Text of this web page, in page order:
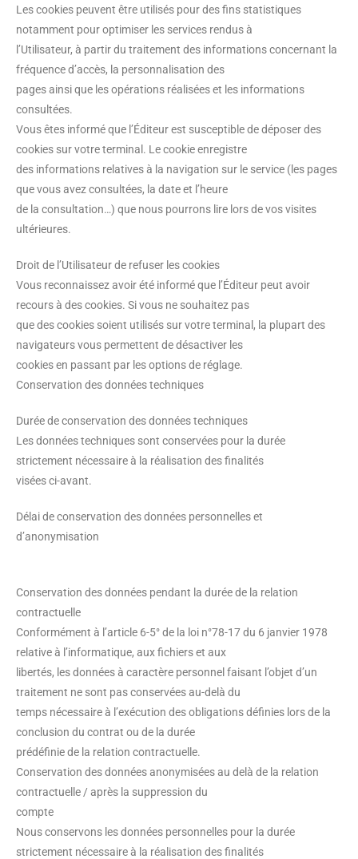
Les cookies peuvent être utilisés pour des fins statistiques
notamment pour optimiser les services rendus à
l’Utilisateur, à partir du traitement des informations concernant la
fréquence d’accès, la personnalisation des
pages ainsi que les opérations réalisées et les informations
consultées.
Vous êtes informé que l’Éditeur est susceptible de déposer des
cookies sur votre terminal. Le cookie enregistre
des informations relatives à la navigation sur le service (les pages
que vous avez consultées, la date et l’heure
de la consultation…) que nous pourrons lire lors de vos visites
ultérieures.
Droit de l’Utilisateur de refuser les cookies
Vous reconnaissez avoir été informé que l’Éditeur peut avoir
recours à des cookies. Si vous ne souhaitez pas
que des cookies soient utilisés sur votre terminal, la plupart des
navigateurs vous permettent de désactiver les
cookies en passant par les options de réglage.
Conservation des données techniques
Durée de conservation des données techniques
Les données techniques sont conservées pour la durée
strictement nécessaire à la réalisation des finalités
visées ci-avant.
Délai de conservation des données personnelles et
d’anonymisation
Conservation des données pendant la durée de la relation
contractuelle
Conformément à l’article 6-5° de la loi n°78-17 du 6 janvier 1978
relative à l’informatique, aux fichiers et aux
libertés, les données à caractère personnel faisant l’objet d’un
traitement ne sont pas conservées au-delà du
temps nécessaire à l’exécution des obligations définies lors de la
conclusion du contrat ou de la durée
prédéfinie de la relation contractuelle.
Conservation des données anonymisées au delà de la relation
contractuelle / après la suppression du
compte
Nous conservons les données personnelles pour la durée
strictement nécessaire à la réalisation des finalités